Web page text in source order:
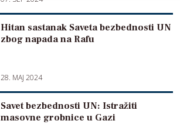
Hitan sastanak Saveta bezbednosti UN
zbog napada na Rafu
28. MAJ 2024
Savet bezbednosti UN: Istražiti
masovne grobnice u Gazi